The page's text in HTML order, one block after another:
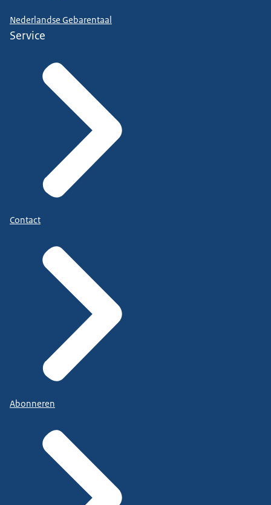
Nederlandse Gebarentaal
Service
Contact
Abonneren